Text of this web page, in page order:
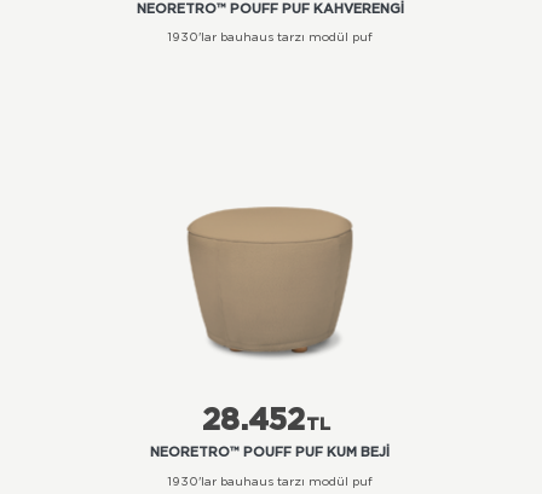
NEORETRO™ POUFF PUF KAHVERENGI
1930'lar bauhaus tarzı modül puf
28.452TL
NEORETRO™ POUFF PUF KUM BEJI
1930'lar bauhaus tarzı modül puf